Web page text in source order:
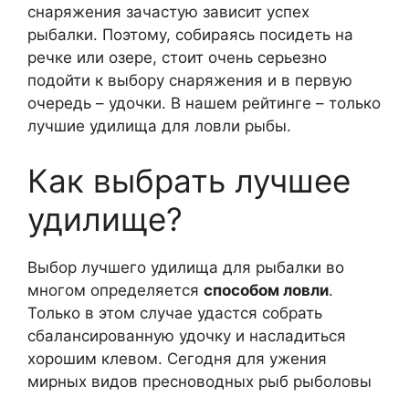
снаряжения зачастую зависит успех
рыбалки. Поэтому, собираясь посидеть на
речке или озере, стоит очень серьезно
подойти к выбору снаряжения и в первую
очередь – удочки. В нашем рейтинге – только
лучшие удилища для ловли рыбы.
Как выбрать лучшее
удилище?
Выбор лучшего удилища для рыбалки во
многом определяется способом ловли.
Только в этом случае удастся собрать
сбалансированную удочку и насладиться
хорошим клевом. Сегодня для ужения
мирных видов пресноводных рыб рыболовы